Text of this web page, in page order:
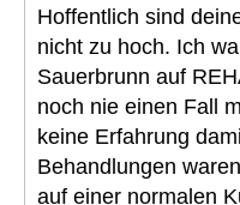
Hoffentlich sind
nicht zu hoch. Ich
Sauerbrunn auf
noch nie einen Fall
keine Erfahrung
Behandlungen
auf einer normalen